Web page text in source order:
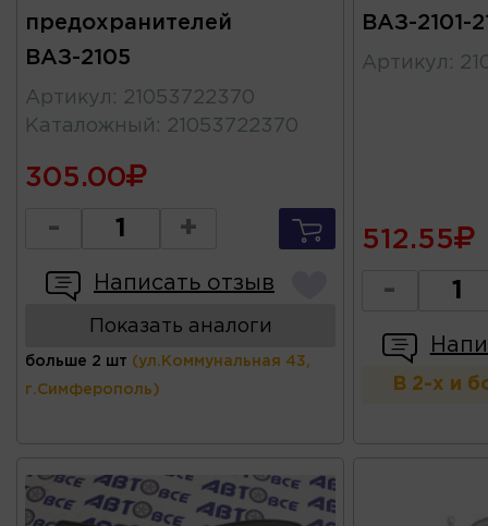
предохранителей
ВАЗ-2105
Артикул : 21053722370
Каталожный : 21053722370
305.00
- +
Написать отзыв
Показать аналоги
больше 2 шт (ул.Коммунальная 43,
г.Симферополь)
ВАЗ-2101-
Артикул :
512.55
-
В 2-х и